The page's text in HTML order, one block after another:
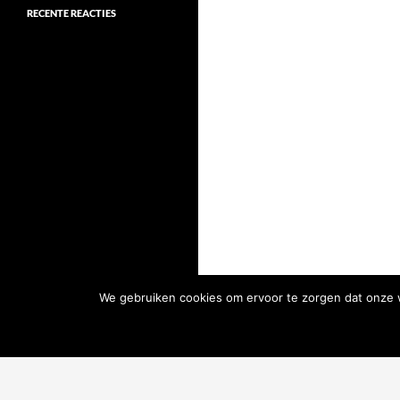
RECENTE REACTIES
We gebruiken cookies om ervoor te zorgen dat